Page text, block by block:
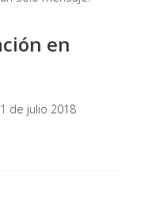
en
de julio 2018